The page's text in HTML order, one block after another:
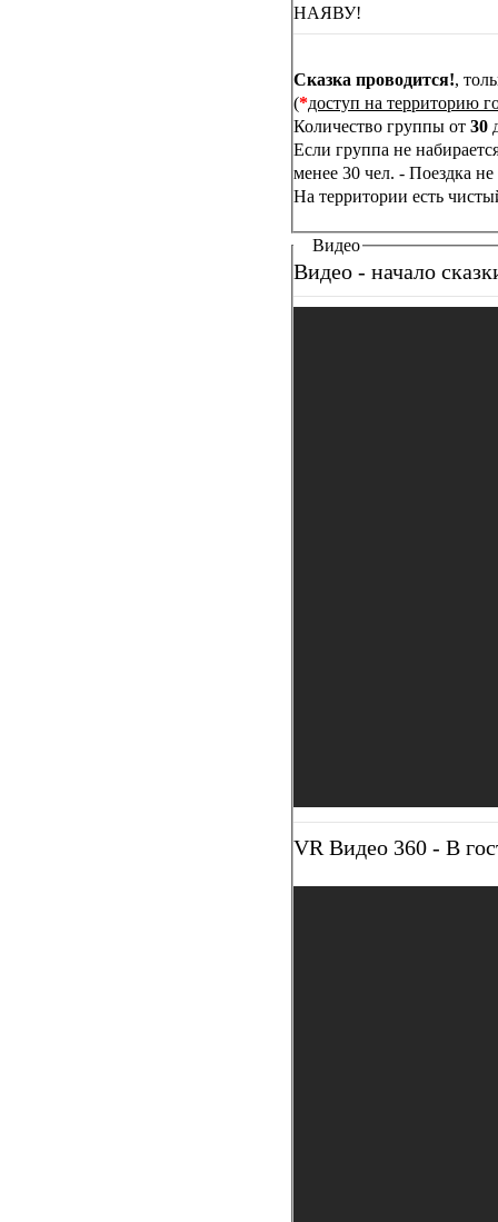
НАЯВУ!
Сказка проводится!,
(*доступ на территорию
Количество группы от 30
Если группа не
менее 30 чел. - Поездка не
На территории есть
Видео
Видео - начало
VR Видео 360 - В